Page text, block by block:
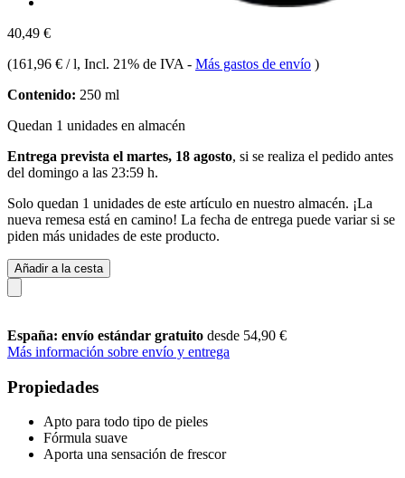
40,49 €
(161,96 € / l, Incl. 21% de IVA - Más gastos de envío )
Contenido: 250 ml
Quedan 1 unidades en almacén
Entrega prevista el martes, 18 agosto, si se realiza el pedido antes
del domingo a las 23:59 h.
Solo quedan 1 unidades de este artículo en nuestro almacén. ¡La
nueva remesa está en camino! La fecha de entrega puede variar si se
piden más unidades de este producto.
Añadir a la cesta
España: envío estándar gratuito desde 54,90 €
Más información sobre envío y entrega
Propiedades
Apto para todo tipo de pieles
Fórmula suave
Aporta una sensación de frescor